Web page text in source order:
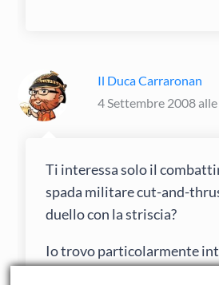
Il Duca Carraronan
4 Settembre 2008
Ti interessa solo il
spada militare cut-and-
duello con la striscia?
Io trovo particolarmente